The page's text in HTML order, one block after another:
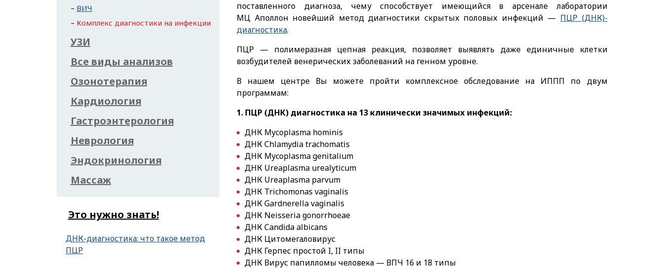
поставленного диагноза, чему способствует имеющийся в арсенале лаборатории
МЦ Аполлон новейший метод диагностики скрытых половых инфекций — ПЦР (ДНК)-
диагностика.
ПЦР — полимеразная цепная реакция, позволяет выявлять даже единичные клетки
возбудителей венерических заболеваний на генном уровне.
В нашем центре Вы можете пройти комплексное обследование на ИППП по двум
программам:
1. ПЦР (ДНК) диагностика на 13 клинически значимых инфекций:
ДНК Mycoplasma hominis
ДНК Chlamydia trachomatis
ДНК Mycoplasma genitalium
ДНК Ureaplasma urealyticum
ДНК Ureaplasma parvum
ДНК Trichomonas vaginalis
ДНК Gardnerella vaginalis
ДНК Neisseria gonorrhoeae
ДНК Candida albicans
ДНК Цитомегаловирус
ДНК Герпес простой I, II типы
ДНК Вирус папилломы человека — ВПЧ 16 и 18 типы
ВИЧ
Комплекс диагностики на инфекции
УЗИ
Все виды анализов
Озонотерапия
Кардиология
Гастроэнтерология
Неврология
Эндокринология
Массаж
Это нужно знать!
ДНК-диагностика: что такое метод
ПЦР